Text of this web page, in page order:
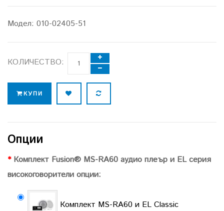
Модел: 010-02405-51
КОЛИЧЕСТВО:
КУПИ
Опции
Комплект Fusion® MS-RA60 аудио плеър и EL серия
високоговорители опции:
Комплект MS-RA60 и EL Classic